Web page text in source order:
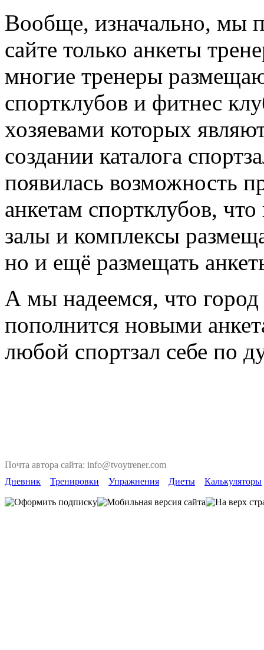
Вообще, изначально, мы
сайте только анкеты
многие тренеры
спортклубов и фитнес
хозяевами которых
создании каталога
появилась возможность
анкетам спортклубов,
залы и комплексы
но и ещё размещать
А мы надеемся, что
пополнится новыми
любой спортзал себе по
Почта автора сайта: info@tvoytrener.com
Дневник
Тренировки Упражнения Диеты Калькуляторы